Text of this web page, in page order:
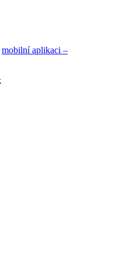
mobilní aplikaci –